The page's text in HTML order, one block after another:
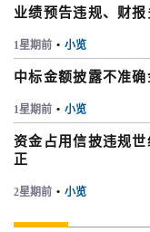
业绩预告违规、财
1星期前 • 小览
中标金额披露不准
1星期前 • 小览
资金占用信披违规
正
2星期前 • 小览